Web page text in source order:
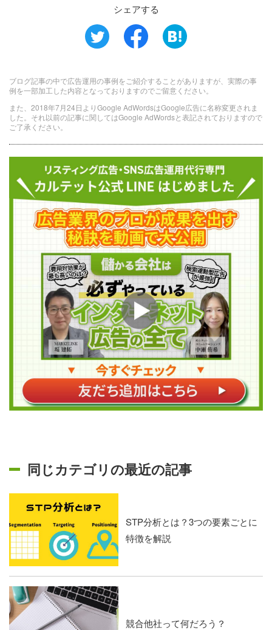
シェアする
ブログ記事の中で広告運用の事例をご紹介することがありますが、実際の事
例を一部加工した内容となっておりますのでご留意ください。
また、2018年7月24日よりGoogle AdWordsはGoogle広告に名称変更されま
した。それ以前の記事に関してはGoogle AdWordsと表記されておりますので
ご了承ください。
同じカテゴリの最近の記事
STP分析とは？3つの要素ごとに
特徴を解説
競合他社って何だろう？